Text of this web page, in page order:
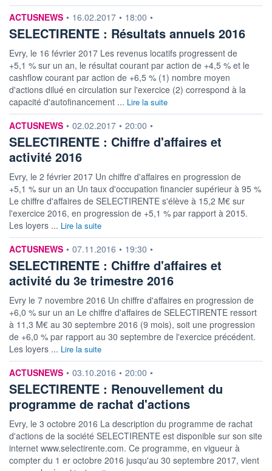
information fournie par
ACTUSNEWS • 16.02.2017 • 18:00 •
SELECTIRENTE : Résultats annuels 2016
Evry, le 16 février 2017 Les revenus locatifs progressent de
+5,1 % sur un an, le résultat courant par action de +4,5 % et le
cashflow courant par action de +6,5 % (1) nombre moyen
d'actions dilué en circulation sur l'exercice (2) correspond à la
capacité d'autofinancement ... Lire la suite
information fournie par
ACTUSNEWS • 02.02.2017 • 20:00 •
SELECTIRENTE : Chiffre d'affaires et
activité 2016
Evry, le 2 février 2017 Un chiffre d'affaires en progression de
+5,1 % sur un an Un taux d'occupation financier supérieur à 95 %
Le chiffre d'affaires de SELECTIRENTE s'élève à 15,2 M€ sur
l'exercice 2016, en progression de +5,1 % par rapport à 2015.
Les loyers ... Lire la suite
information fournie par
ACTUSNEWS • 07.11.2016 • 19:30 •
SELECTIRENTE : Chiffre d'affaires et
activité du 3e trimestre 2016
Evry le 7 novembre 2016 Un chiffre d'affaires en progression de
+6,0 % sur un an Le chiffre d'affaires de SELECTIRENTE ressort
à 11,3 M€ au 30 septembre 2016 (9 mois), soit une progression
de +6,0 % par rapport au 30 septembre de l'exercice précédent.
Les loyers ... Lire la suite
information fournie par
ACTUSNEWS • 03.10.2016 • 20:00 •
SELECTIRENTE : Renouvellement du
programme de rachat d'actions
Evry, le 3 octobre 2016 La description du programme de rachat
d'actions de la société SELECTIRENTE est disponible sur son site
internet www.selectirente.com. Ce programme, en vigueur à
compter du 1 er octobre 2016 jusqu'au 30 septembre 2017, vient